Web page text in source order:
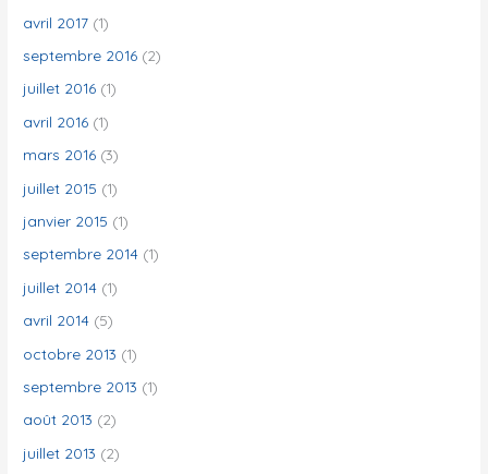
avril 2017 (1)
septembre 2016 (2)
juillet 2016 (1)
avril 2016 (1)
mars 2016 (3)
juillet 2015 (1)
janvier 2015 (1)
septembre 2014 (1)
juillet 2014 (1)
avril 2014 (5)
octobre 2013 (1)
septembre 2013 (1)
août 2013 (2)
juillet 2013 (2)